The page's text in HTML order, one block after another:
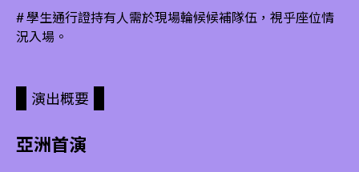
# 學生通行證持有人需於現場輪候候補隊伍，視乎座位情
況入場。
演出概要
亞洲首演